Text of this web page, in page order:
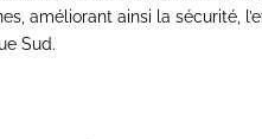
améliorant ainsi la sécurité,
Sud.